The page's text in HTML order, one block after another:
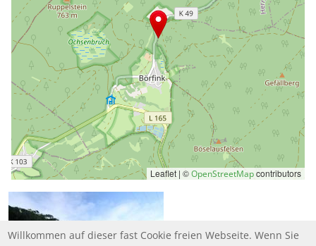
Leaflet | ©OpenStreetMapcontributors
Willkommen auf dieser fast Cookie freien Webseite. Wenn Sie